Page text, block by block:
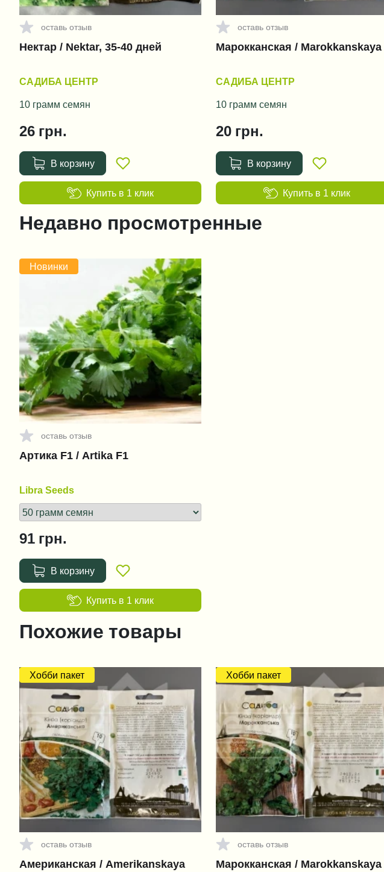
оставь отзыв
Нектар / Nektar, 35-40 дней
САДИБА ЦЕНТР
10 грамм семян
26 грн.
В корзину
Купить в 1 клик
оставь отзыв
Марокканская / Marokkanskaya
САДИБА ЦЕНТР
10 грамм семян
20 грн.
В корзину
Купить в 1 клик
Недавно просмотренные
Новинки
оставь отзыв
Артика F1 / Artika F1
Libra Seeds
91 грн.
В корзину
Купить в 1 клик
Похожие товары
Хобби пакет
оставь отзыв
Американская / Amerikanskaya
Хобби пакет
оставь отзыв
Марокканская / Marokkanskaya